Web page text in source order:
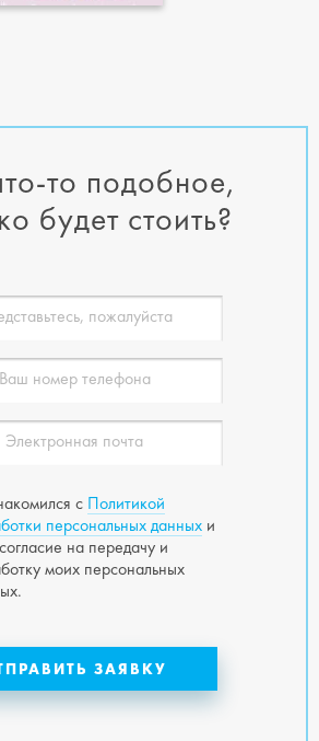
то подобное,
будет стоить?
с Политикой
персональных данных и
на передачу и
моих персональных